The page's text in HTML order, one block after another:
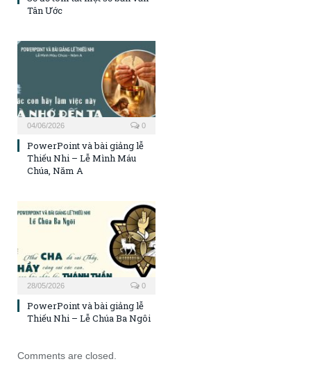
Tân Ước
04/06/2026 0
PowerPoint và bài giảng lễ
Thiếu Nhi – Lễ Mình Máu
Chúa, Năm A
28/05/2026 0
PowerPoint và bài giảng lễ
Thiếu Nhi – Lễ Chúa Ba Ngôi
Comments are closed.